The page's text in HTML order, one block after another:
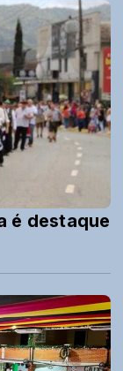
é destaque